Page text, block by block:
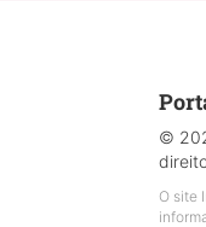
©
O site